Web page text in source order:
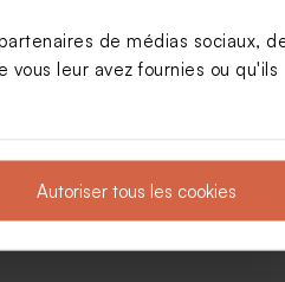
de médias sociaux,
leur avez fournies ou qu'ils
Autoriser tous les cookies